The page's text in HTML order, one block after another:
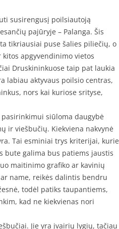
susirengusį poilsiautoją
pajūryje – Palanga. Šis
tikriausiai puse šalies piliečių, o
apgyvendinimo vietos
Druskininkuose taip pat laukia
labiau aktyvaus poilsio centras,
nors kai kuriose srityse,
siūloma daugybė
ir viešbučių. Kiekviena nakvynė
Tai esminiai trys kriterijai, kurie
bute galima bus patiems jaustis
maitinimo grafiko ar kavinių
name, reikės dalintis bendru
todėl patiks taupantiems,
kad ne kiekvienas nori
Jie yra įvairių lygių, tačiau